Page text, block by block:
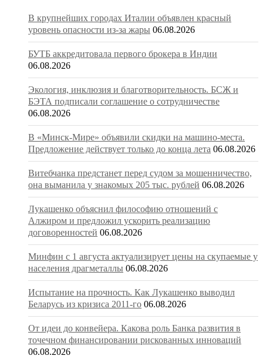
В крупнейших городах Италии объявлен красный
уровень опасности из-за жары 06.08.2026
БУТБ аккредитовала первого брокера в Индии
06.08.2026
Экология, инклюзия и благотворительность. БСЖ и
БЭТА подписали соглашение о сотрудничестве
06.08.2026
В «Минск-Мире» объявили скидки на машино-места.
Предложение действует только до конца лета 06.08.2026
Витебчанка предстанет перед судом за мошенничество,
она выманила у знакомых 205 тыс. рублей 06.08.2026
Лукашенко объяснил философию отношений с
Алжиром и предложил ускорить реализацию
договоренностей 06.08.2026
Минфин с 1 августа актуализирует цены на скупаемые у
населения драгметаллы 06.08.2026
Испытание на прочность. Как Лукашенко выводил
Беларусь из кризиса 2011-го 06.08.2026
От идеи до конвейера. Какова роль Банка развития в
точечном финансировании рискованных инноваций
06.08.2026